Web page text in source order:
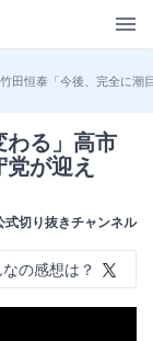
竹田恒泰「今後、完全に潮
る」高市
が迎え
切り抜きチャンネル
の感想は？